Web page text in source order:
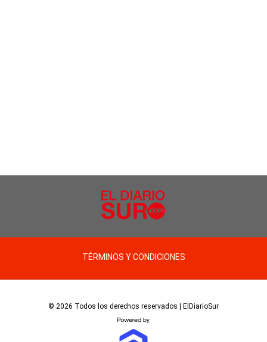
TÉRMINOS Y CONDICIONES
© 2026 Todos los derechos reservados | ElDiarioSur